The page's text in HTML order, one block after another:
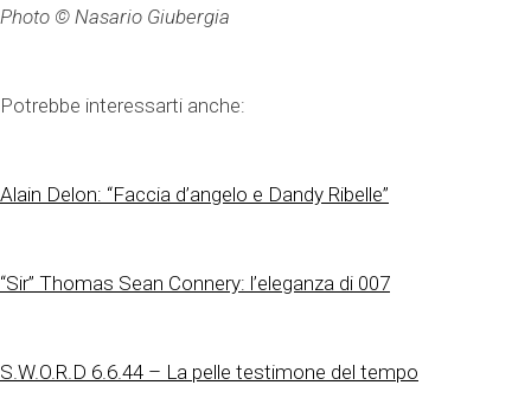
Photo © Nasario Giubergia
Potrebbe interessarti anche:
Alain Delon: “Faccia d’angelo e Dandy Ribelle”
“Sir” Thomas Sean Connery: l’eleganza di 007
S.W.O.R.D 6.6.44 – La pelle testimone del tempo